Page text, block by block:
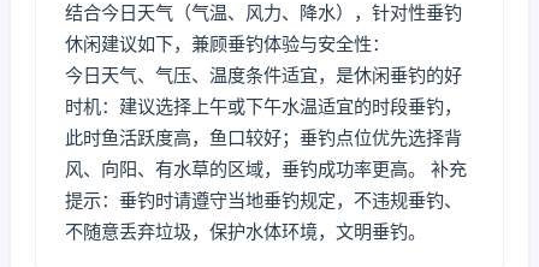
结合今日天气（气温、风力、降水），针对性垂钓
休闲建议如下，兼顾垂钓体验与安全性：
今日天气、气压、温度条件适宜，是休闲垂钓的好
时机：建议选择上午或下午水温适宜的时段垂钓，
此时鱼活跃度高，鱼口较好；垂钓点位优先选择背
风、向阳、有水草的区域，垂钓成功率更高。 补充
提示：垂钓时请遵守当地垂钓规定，不违规垂钓、
不随意丢弃垃圾，保护水体环境，文明垂钓。